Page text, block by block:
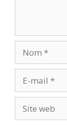
mail
web